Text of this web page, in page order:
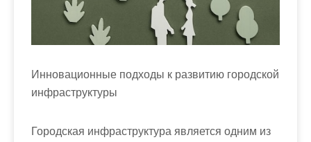
Инновационные подходы к развитию городской
инфраструктуры
Городская инфраструктура является одним из